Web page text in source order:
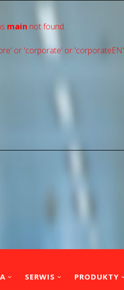
main not found.
or 'сorporate' or 'corporateEN'
SERWIS PRODUKTY